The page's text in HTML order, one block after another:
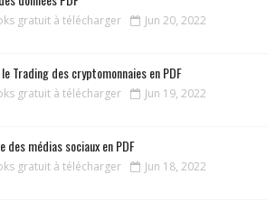
gratuit à télécharger Jun 20, 2022
Trading des cryptomonnaies en PDF
gratuit à télécharger Jun 19, 2022
des médias sociaux en PDF
gratuit à télécharger Jun 18, 2022